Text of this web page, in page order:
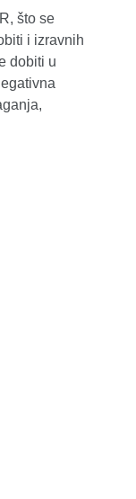
što se
i izravnih
dobiti u